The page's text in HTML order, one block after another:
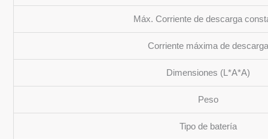
Máx. Corriente de descarga
Corriente máxima de descarga
Dimensiones (L*A*A)
Peso
Tipo de batería